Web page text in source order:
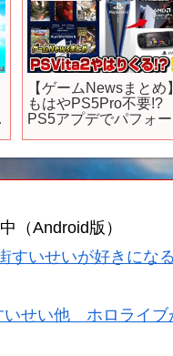
【ゲームNewsまとめ】
もはやPS5Pro不要!?
PS5アプデでパフォ
くるか!? GTA RP登
（Android版）
いせいが好きにな
せい他 ホロライブ